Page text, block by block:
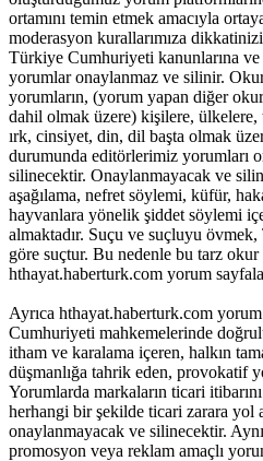
ortamını temin etmek amacıyla
moderasyon kurallarımıza
Türkiye Cumhuriyeti kanunlarına ve
yorumlar onaylanmaz ve silinir.
yorumların, (yorum yapan diğer
dahil olmak üzere) kişilere, ülkelere,
ırk, cinsiyet, din, dil başta olmak
durumunda editörlerimiz yorumları
silinecektir. Onaylanmayacak ve
aşağılama, nefret söylemi, küfür,
hayvanlara yönelik şiddet söylemi
almaktadır. Suçu ve suçluyu
göre suçtur. Bu nedenle bu tarz
hthayat.haberturk.com yorum
Ayrıca hthayat.haberturk.com
Cumhuriyeti mahkemelerinde
itham ve karalama içeren, halkın
düşmanlığa tahrik eden, provokatif
Yorumlarda markaların ticari
herhangi bir şekilde ticari zarara yol
onaylanmayacak ve silinecektir.
promosyon veya reklam amaçlı